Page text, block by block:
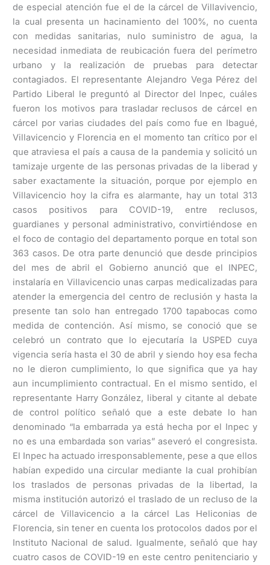
de especial atención fue el de la cárcel de Villavivencio,
la cual presenta un hacinamiento del 100%, no cuenta
con medidas sanitarias, nulo suministro de agua, la
necesidad inmediata de reubicación fuera del perímetro
urbano y la realización de pruebas para detectar
contagiados. El representante Alejandro Vega Pérez del
Partido Liberal le preguntó al Director del Inpec, cuáles
fueron los motivos para trasladar reclusos de cárcel en
cárcel por varias ciudades del país como fue en Ibagué,
Villavicencio y Florencia en el momento tan crítico por el
que atraviesa el país a causa de la pandemia y solicitó un
tamizaje urgente de las personas privadas de la liberad y
saber exactamente la situación, porque por ejemplo en
Villavicencio hoy la cifra es alarmante, hay un total 313
casos positivos para COVID-19, entre reclusos,
guardianes y personal administrativo, convirtiéndose en
el foco de contagio del departamento porque en total son
363 casos. De otra parte denunció que desde principios
del mes de abril el Gobierno anunció que el INPEC,
instalaría en Villavicencio unas carpas medicalizadas para
atender la emergencia del centro de reclusión y hasta la
presente tan solo han entregado 1700 tapabocas como
medida de contención. Así mismo, se conoció que se
celebró un contrato que lo ejecutaría la USPED cuya
vigencia sería hasta el 30 de abril y siendo hoy esa fecha
no le dieron cumplimiento, lo que significa que ya hay
aun incumplimiento contractual. En el mismo sentido, el
representante Harry González, liberal y citante al debate
de control político señaló que a este debate lo han
denominado “la embarrada ya está hecha por el Inpec y
no es una embardada son varias” aseveró el congresista.
El Inpec ha actuado irresponsablemente, pese a que ellos
habían expedido una circular mediante la cual prohibían
los traslados de personas privadas de la libertad, la
misma institución autorizó el traslado de un recluso de la
cárcel de Villavicencio a la cárcel Las Heliconias de
Florencia, sin tener en cuenta los protocolos dados por el
Instituto Nacional de salud. Igualmente, señaló que hay
cuatro casos de COVID-19 en este centro penitenciario y